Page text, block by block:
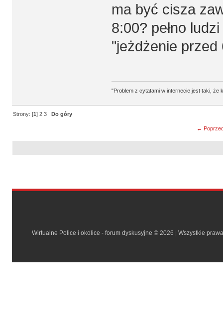
ma być cisza
8:00? pełno
"jeżdżenie
"Problem z cytatami w internecie jest taki, że
Strony: [1]2 3 Do góry
←
Wirtualne Police i okolice - forum dyskusyjne © 2026 | Wszystkie